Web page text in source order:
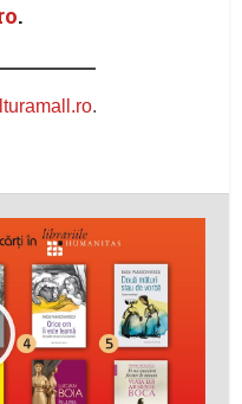
.
.